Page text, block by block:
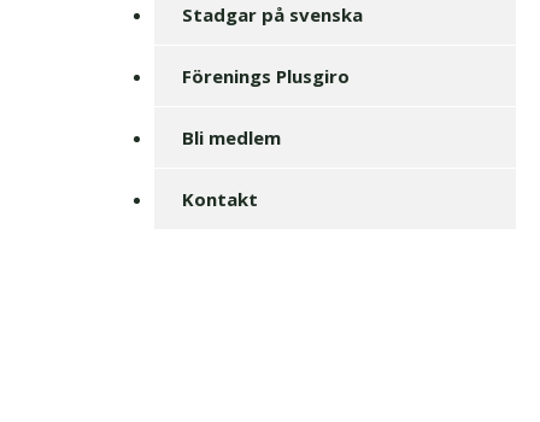
Stadgar på svenska
Förenings Plusgiro
Bli medlem
Kontakt